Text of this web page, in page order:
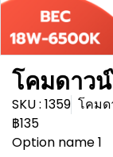
โคมดาว
SKU : 1359 โคมด
฿135
Option name 1